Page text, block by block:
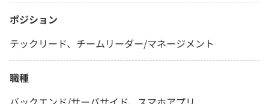
ポジション
テックリード、チームリーダー/マネージメント
職種